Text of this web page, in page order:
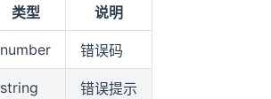
类型 说明
number 错误码
string 错误提示